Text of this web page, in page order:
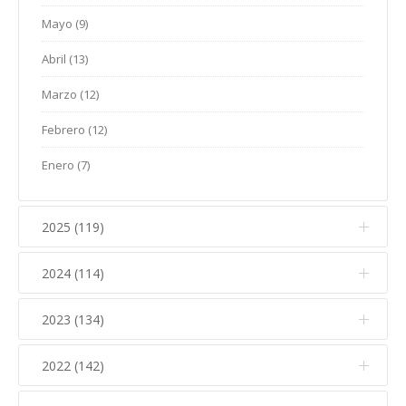
Mayo (9)
Abril (13)
Marzo (12)
Febrero (12)
Enero (7)
2025 (119)
Diciembre (12)
Noviembre (17)
Septiembre (5)
2024 (114)
Diciembre (10)
Noviembre (14)
2023 (134)
Diciembre (11)
2022 (142)